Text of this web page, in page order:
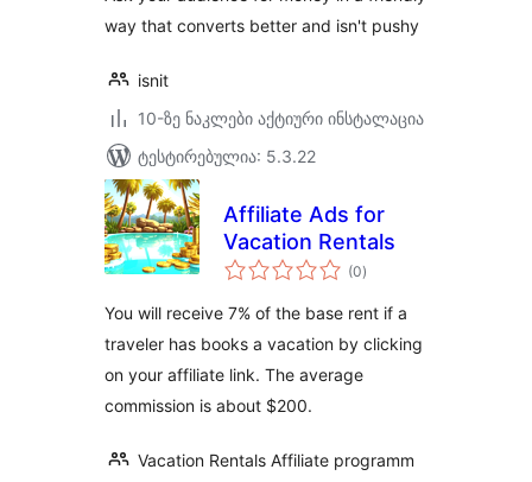
way that converts better and isn't pushy
isnit
10-ზე ნაკლები აქტიური ინსტალაცია
ტესტირებულია: 5.3.22
Affiliate Ads for
Vacation Rentals
(0საერთო
რეიტინგი
)
You will receive 7% of the base rent if a
traveler has books a vacation by clicking
on your affiliate link. The average
commission is about $200.
Vacation Rentals Affiliate programm